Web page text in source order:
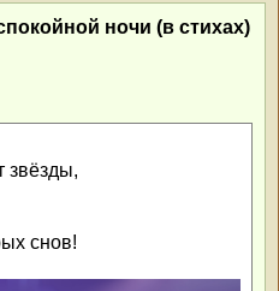
РОЖДЕНИЯ, ЮБИЛЕЕМ
ночи (в стихах)
звёзды,
снов!